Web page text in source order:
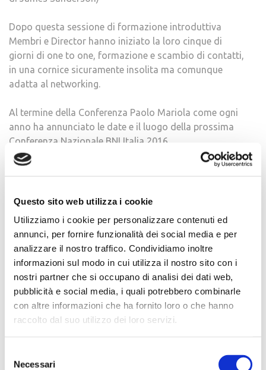
Questo sito web utilizza i cookie
Utilizziamo i cookie per personalizzare contenuti ed
annunci, per fornire funzionalità dei social media e per
analizzare il nostro traffico. Condividiamo inoltre
informazioni sul modo in cui utilizza il nostro sito con i
nostri partner che si occupano di analisi dei dati web,
pubblicità e social media, i quali potrebbero combinarle
con altre informazioni che ha fornito loro o che hanno
raccolto dal suo utilizzo dei loro servizi.
delNecessari
Dopo questa sessione di formazione introduttiva
Membri e Director hanno iniziato la loro cinque di
giorni di one to one, formazione e scambio di contatti,
in una cornice sicuramente insolita ma comunque
adatta al networking.
Al termine della Conferenza Paolo Mariola come ogni
anno ha annunciato le date e il luogo della prossima
Conferenza Nazionale BNI Italia 2016.
Dopo la Conferenza 2015, itinerante e dinamica, la
prepara ad accogliere un Ospite d’eccezione: Dr. Ivan
internazionale come il “padre del Networking
Moderno”.
Vi aspettiamo numerosi il 27 Maggio 2016 a Milano. Un
evento unico per incontrare il “Chief Visionary Officer
of BNI” per la prima volta in Italia.
Clicca qui per vedere tutte le foto dell’evento